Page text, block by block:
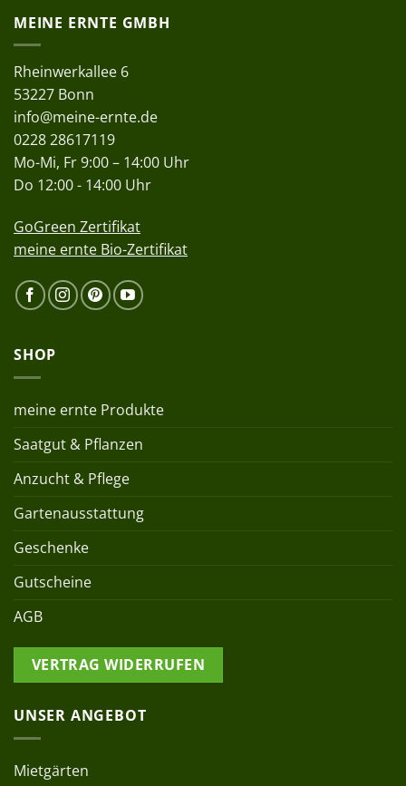
MEINE ERNTE GMBH
Rheinwerkallee 6
53227 Bonn
info@meine-ernte.de
0228 28617119
Mo-Mi, Fr 9:00 – 14:00 Uhr
Do 12:00 - 14:00 Uhr
GoGreen Zertifikat
meine ernte Bio-Zertifikat
SHOP
meine ernte Produkte
Saatgut & Pflanzen
Anzucht & Pflege
Gartenausstattung
Geschenke
Gutscheine
AGB
VERTRAG WIDERRUFEN
UNSER ANGEBOT
Mietgärten